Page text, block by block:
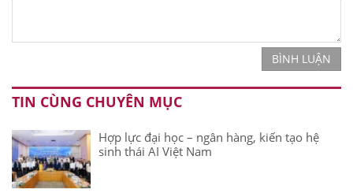
BÌNH LUẬN
TIN CÙNG CHUYÊN MỤC
Hợp lực đại học – ngân hàng, kiến tạo hệ
sinh thái AI Việt Nam